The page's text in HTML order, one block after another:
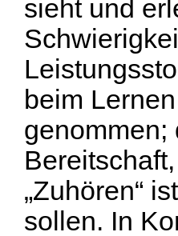
sieht und
beim
genommen;
„Zuhören“
sollen. In